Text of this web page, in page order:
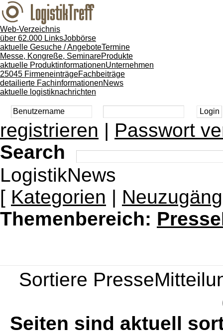
Web-Verzeichnis
über 62.000 LinksJobbörse
aktuelle Gesuche / AngeboteTermine
Messe, Kongreße, SeminareProdukte
aktuelle ProduktinformationenUnternehmen
25045 FirmeneinträgeFachbeiträge
detailierte FachinformationenNews
aktuelle logistiknachrichten
registrieren | Passwort
Search
LogistikNews
[ Kategorien |
Themenbereich:
Sortiere
Seiten sind aktuell